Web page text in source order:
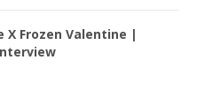
X Frozen Valentine |